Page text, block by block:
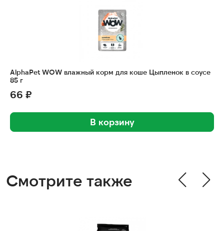
AlphaPet WOW влажный корм для коше Цыпленок в соусе
85 г
66 ₽
В корзину
Смотрите также